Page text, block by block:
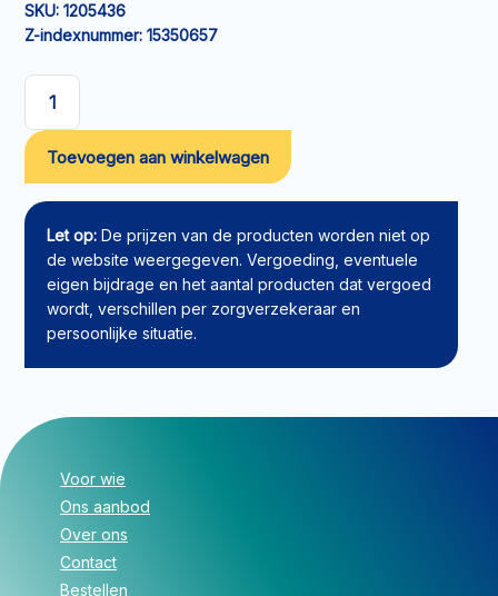
SKU: 1205436
Z-indexnummer: 15350657
Siliconen
verband
Silflex
5x7cm
aantal
Toevoegen aan winkelwagen
Let op: De prijzen van de producten worden niet op
de website weergegeven. Vergoeding, eventuele
eigen bijdrage en het aantal producten dat vergoed
wordt, verschillen per zorgverzekeraar en
persoonlijke situatie.
Voor wie
Ons aanbod
Over ons
Contact
Bestellen